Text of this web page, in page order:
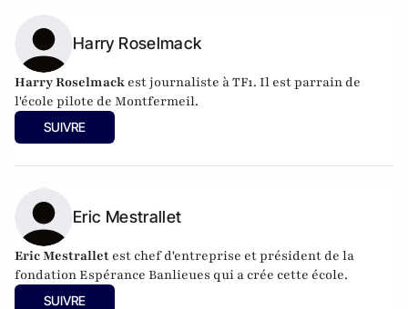
Harry Roselmack
Harry Roselmack est journaliste à TF1. Il est parrain de
l'école pilote de Montfermeil.
SUIVRE
Eric Mestrallet
Eric Mestrallet est chef d'entreprise et président de la
fondation Espérance Banlieues qui a crée cette école.
SUIVRE